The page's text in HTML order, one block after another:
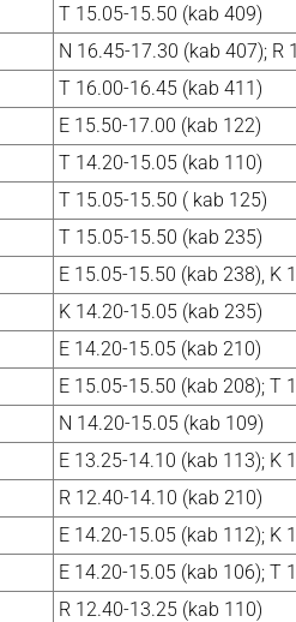
T 15.05-15.50 (kab 409)
N 16.45-17.30 (kab 407); R
T 16.00-16.45 (kab 411)
E 15.50-17.00 (kab 122)
T 14.20-15.05 (kab 110)
T 15.05-15.50 ( kab 125)
T 15.05-15.50 (kab 235)
E 15.05-15.50 (kab 238), K
K 14.20-15.05 (kab 235)
E 14.20-15.05 (kab 210)
E 15.05-15.50 (kab 208); T
N 14.20-15.05 (kab 109)
E 13.25-14.10 (kab 113); K
R 12.40-14.10 (kab 210)
E 14.20-15.05 (kab 112); K
E 14.20-15.05 (kab 106); T
R 12.40-13.25 (kab 110)